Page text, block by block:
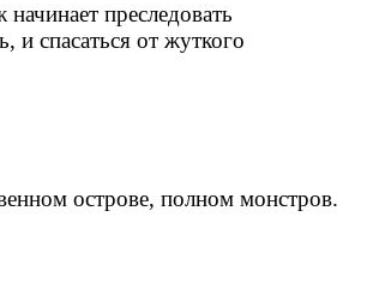
преследовать
и спасаться от жуткого
острове, полном монстров.